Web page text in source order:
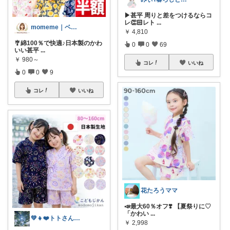
momeme｜ベビー&キッズ専門店
🎐綿100％で快適♪日本製のかわ
いい甚平 ...
￥ 980～
0 0 9
コレ いいね
💚👧❤️トトさん 8月🥵
▶︎甚平 周りと差をつけるならコ
レ👏🏻レト ...
￥ 4,810
0 0 69
コレ いいね
花たろうママ
📣最大60％オフ❣️ 【夏祭りに♡
「かわい ...
￥ 2,998